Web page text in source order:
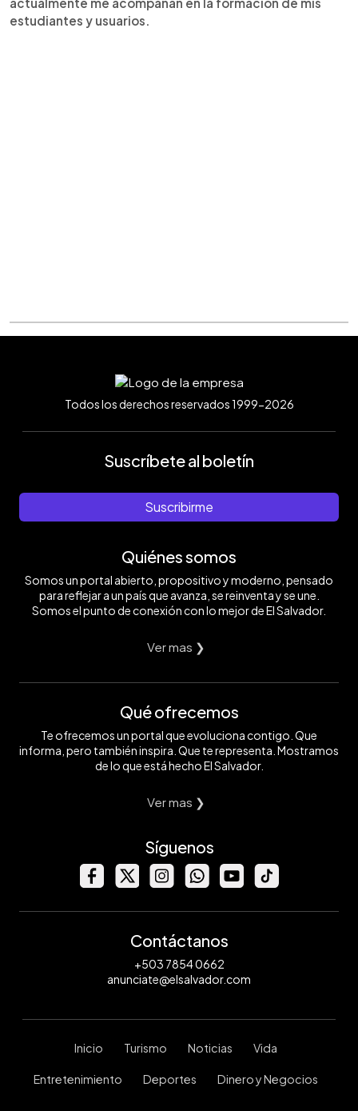
estudiantes y usuarios.
Todos los derechos reservados 1999-2026
Suscríbete al boletín
Suscribirme
Quiénes somos
Somos un portal abierto, propositivo y moderno, pensado
para reflejar a un país que avanza, se reinventa y se une.
Somos el punto de conexión con lo mejor de El Salvador.
Ver mas ❯
Qué ofrecemos
Te ofrecemos un portal que evoluciona contigo. Que
informa, pero también inspira. Que te representa. Mostramos
de lo que está hecho El Salvador.
Ver mas ❯
Síguenos
Contáctanos
+503 7854 0662
anunciate@elsalvador.com
Inicio Turismo Noticias Vida
Entretenimiento Deportes Dinero y Negocios